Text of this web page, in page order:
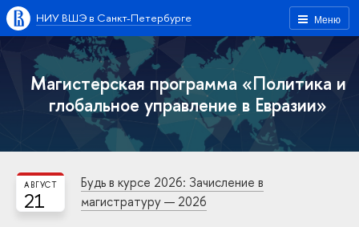
Меню
НИУ ВШЭ в Санкт-Петербурге
Магистерская программа «Политика и
глобальное управление в Евразии»
21
АВГУСТ
Будь в курсе 2026: Зачисление в
магистратуру — 2026